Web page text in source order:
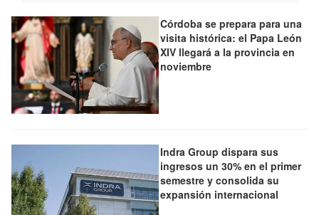
Córdoba se prepara para una
visita histórica: el Papa León
XIV llegará a la provincia en
noviembre
Indra Group dispara sus
ingresos un 30% en el primer
semestre y consolida su
expansión internacional